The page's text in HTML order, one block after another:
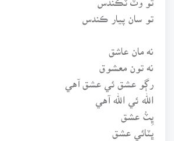
تو سان پيار ڪندس
نه مان عاشق
رڳو عشق ئي عشق آهي
الله ئي الله آهي
ڀِٽُ عشق
ڀٽائي عشق